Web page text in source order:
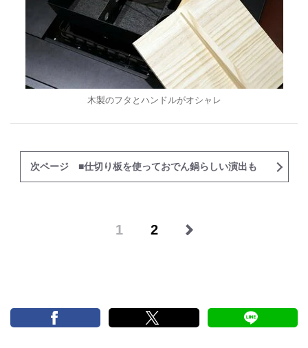
木製のフタとハンドルがオシャレ
次ページ ■仕切り板を使っておでん鍋らしい演出も
1 2